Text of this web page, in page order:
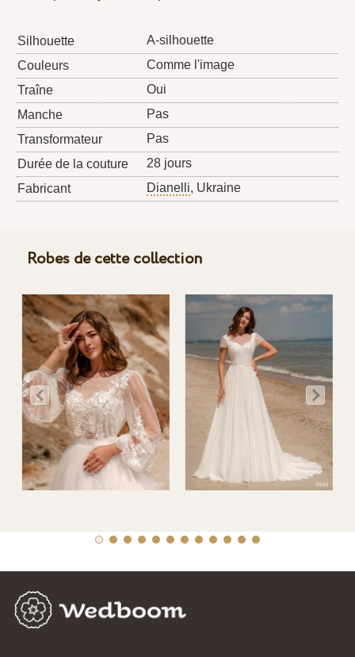
Silhouette
A-silhouette
Couleurs
Comme l'image
Traîne
Oui
Manche
Pas
Transformateur
Pas
Durée de la couture
28 jours
Fabricant
Dianelli, Ukraine
Robes de cette collection